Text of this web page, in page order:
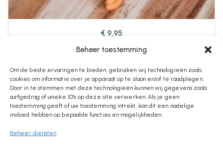
Beheer toestemming
Om de beste ervaringen te bieden, gebruiken wij technologieën zoals
cookies om informatie over je apparaat op te slaan en/of te raadplegen.
Door in te stemmen met deze technologieën kunnen wij gegevens zoals
surfgedrag of unieke ID's op deze site verwerken. Als je geen
toestemming geeft of uw toestemming intrekt, kan dit een nadelige
invloed hebben op bepaalde functies en mogelijkheden.
Beheer diensten
€9,95
Flessenopener Met Tekst | Cadeau Voor Opa Of